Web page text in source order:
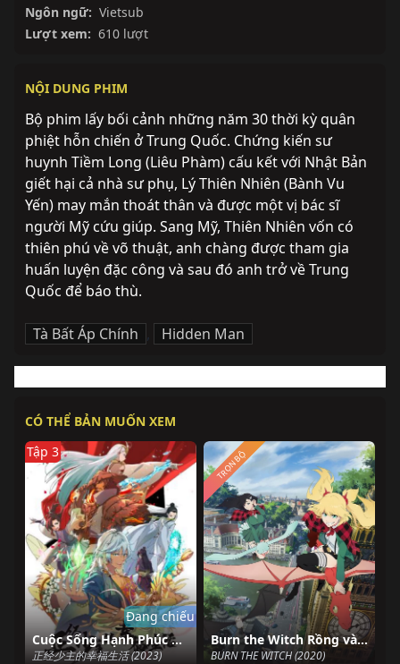
Ngôn ngữ: Vietsub
Lượt xem: 610 lượt
NỘI DUNG PHIM
Bộ phim lấy bối cảnh những năm 30 thời kỳ quân
phiệt hỗn chiến ở Trung Quốc. Chứng kiến sư
huynh Tiềm Long (Liêu Phàm) cấu kết với Nhật Bản
giết hại cả nhà sư phụ, Lý Thiên Nhiên (Bành Vu
Yến) may mắn thoát thân và được một vị bác sĩ
người Mỹ cứu giúp. Sang Mỹ, Thiên Nhiên vốn có
thiên phú về võ thuật, anh chàng được tham gia
huấn luyện đặc công và sau đó anh trở về Trung
Quốc để báo thù.
Tà Bất Áp Chính , Hidden Man
CÓ THỂ BẢN MUỐN XEM
Cuộc Sống Hạnh Phúc Của Thiếu Chủ Chính Phái
正经少主的幸福生活 (2023)
Tập 3
Đang chiếu
Burn the Witch Rồng và ma nữ
BURN THE WITCH (2020)
TRỌN BỘ